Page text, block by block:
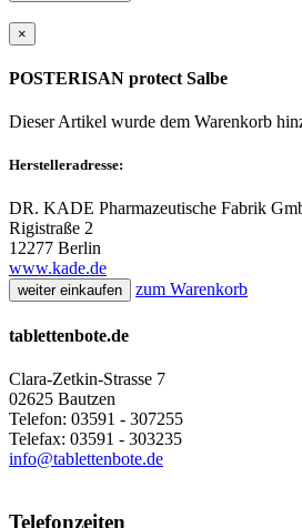
×
POSTERISAN protect Salbe
Dieser Artikel wurde dem Warenkorb
Herstelleradresse:
DR. KADE Pharmazeutische Fabrik
Rigistraße 2
12277 Berlin
www.kade.de
weiter einkaufen zum Warenkorb
tablettenbote.de
Clara-Zetkin-Strasse 7
02625 Bautzen
Telefon: 03591 - 307255
Telefax: 03591 - 303235
info@tablettenbote.de
Telefonzeiten